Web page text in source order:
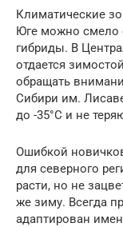
Климатические
Юге можно смело
гибриды. В
отдается
обращать
Сибири им.
до -35°C и не
Ошибкой
для северного
расти, но не
же зиму. Всегда
адаптирован